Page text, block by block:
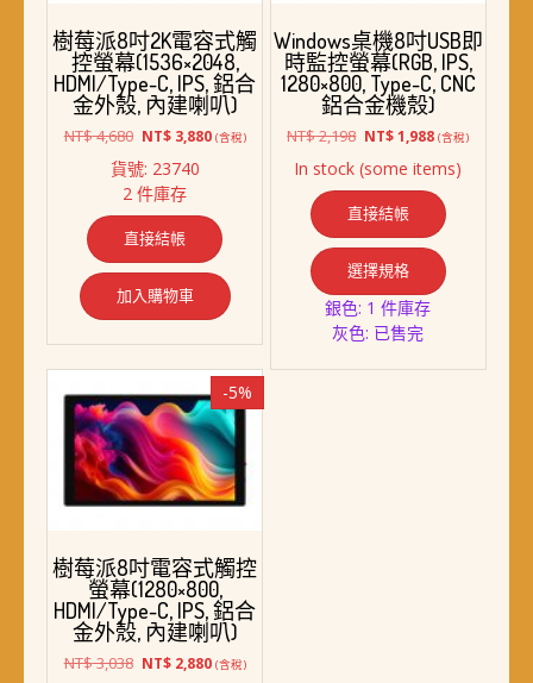
樹莓派8吋2K電容式觸
控螢幕(1536×2048,
HDMI/Type-C, IPS, 鋁合
金外殼, 內建喇叭)
NT$4,680 原
價
格：
NT$ 4,680。
NT$3,880目
NT$ 3,880。
(含稅)
貨號: 23740
2 件庫存
直接結帳
加入購物車
Windows桌機8吋USB即
時監控螢幕(RGB, IPS,
1280×800, Type-C, CNC
鋁合金機殼)
NT$2,198 原
價
NT$ 2,198。
NT$1,988目
價
格：
NT$ 1,988。
(含稅)
In stock (some items)
直接結帳
選擇規格
產
種
銀色: 1 件庫存
灰色: 已售完
-5%
樹莓派8吋電容式觸控
螢幕(1280×800,
HDMI/Type-C, IPS, 鋁合
金外殼, 內建喇叭)
NT$3,038 原
NT$2,880目(含稅)